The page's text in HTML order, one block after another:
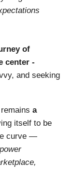
of
center -
and seeking
a
itself to be
curve —